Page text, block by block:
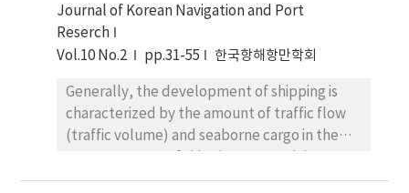
In the case of the principal seaborne cargoes
passing through general piers, there is found
to be a remarkable bottle-neck in the
both the extension of storage capability and
the extension of handling productivity are
urgently required to meet the needs of port
132 VTMSs in the world from the view point
of management method authority of VTMS,
coverage and characteristics of system. And
the development of VTMS in the future and
for the implementation of VTMS in our
coastal waterway.
Journal of Korean Navigation and Port
Reserch
Vol.10 No.2
pp.31-55 한국항해항만학회
Generally, the development of shipping is
characterized by the amount of traffic flow
(traffic volume) and seaborne cargo in the
element of constructing the traffic flow